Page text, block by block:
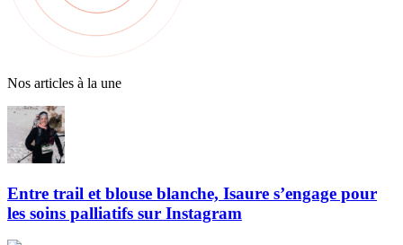
Nos articles à la une
Entre trail et blouse blanche, Isaure s’engage pour
les soins palliatifs sur Instagram